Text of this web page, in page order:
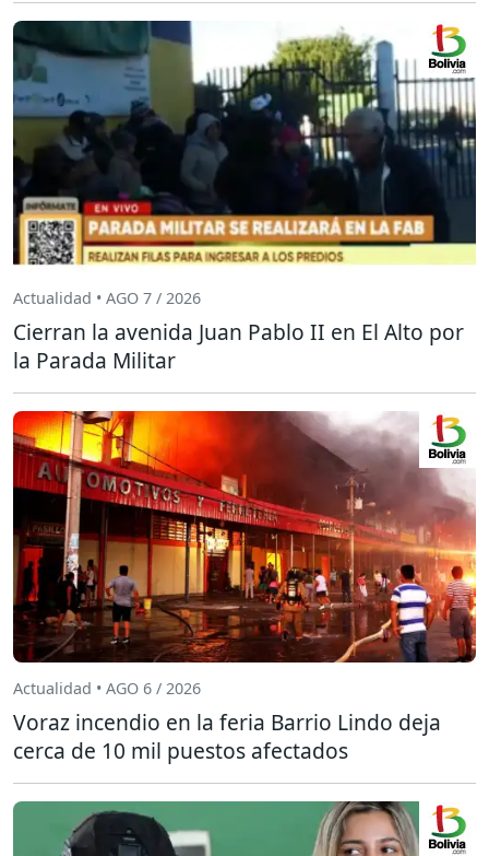
Actualidad • AGO 7 / 2026
Cierran la avenida Juan Pablo II en El Alto por
la Parada Militar
Actualidad • AGO 6 / 2026
Voraz incendio en la feria Barrio Lindo deja
cerca de 10 mil puestos afectados